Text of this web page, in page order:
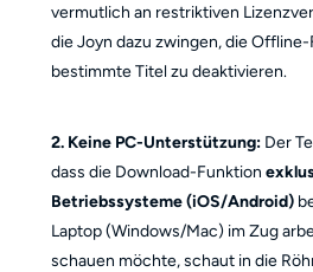
vermutlich an restriktiven
die Joyn dazu zwingen, die
bestimmte Titel zu deaktivieren.
2. Keine PC-Unterstützung:Der
dass die Download-Funktion
Betriebssysteme (iOS/Android)
Laptop (Windows/Mac) im Zug
schauen möchte, schaut in die